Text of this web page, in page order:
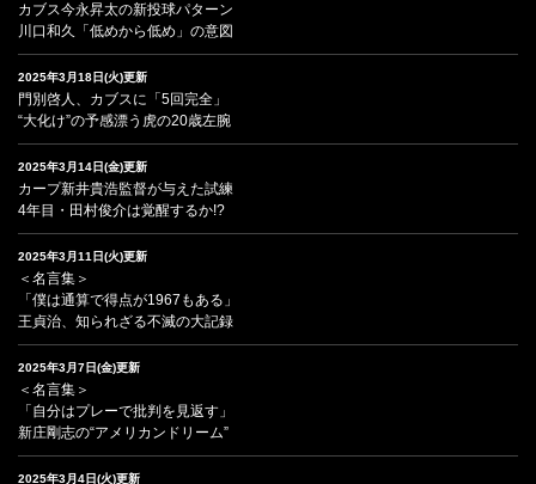
カブス今永昇太の新投球パターン
川口和久「低めから低め」の意図
2025年3月18日(火)更新
門別啓人、カブスに「5回完全」
“大化け”の予感漂う虎の20歳左腕
2025年3月14日(金)更新
カープ新井貴浩監督が与えた試練
4年目・田村俊介は覚醒するか!?
2025年3月11日(火)更新
＜名言集＞
「僕は通算で得点が1967もある」
王貞治、知られざる不滅の大記録
2025年3月7日(金)更新
＜名言集＞
「自分はプレーで批判を見返す」
新庄剛志の“アメリカンドリーム”
2025年3月4日(火)更新